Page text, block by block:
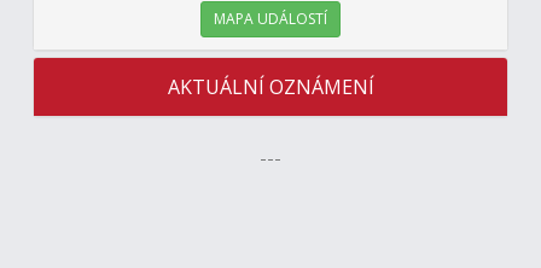
MAPA UDÁLOSTÍ
AKTUÁLNÍ OZNÁMENÍ
---